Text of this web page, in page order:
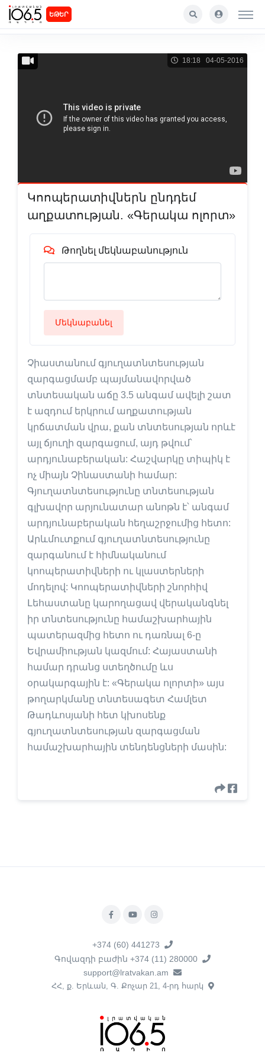
ԵԹԵՐ
18:18 04-05-2016
Կոոպերատիվներն ընդդեմ
աղքատության. «Գերակա ոլորտ»
Թողնել մեկնաբանություն
Մեկնաբանել
Չիաստանում գյուղատնտեսության
զարգացմամբ պայմանավորված
տնտեսական աճը 3.5 անգամ ավելի շատ
է ազդում երկրում աղքատության
կրճատման վրա, քան տնտեսության որևէ
այլ ճյուղի զարգացում, այդ թվում՝
արդյունաբերական: Հաշվարկը տիպիկ է
ոչ միայն Չինաստանի համար:
Գյուղատնտեսությունը տնտեսության
գլխավոր արյունատար անոթն է՝ անգամ
արդյունաբերական հեղաշրջումից հետո:
Արևմուտքում գյուղատնտեսությունը
զարգանում է հիմնականում
կոոպերատիվների ու կլաստերների
մոդելով: Կոոպերատիվների շնորհիվ
Լեհաստանը կարողացավ վերականգնել
իր տնտեսությունը համաշխարհային
պատերազմից հետո ու դառնալ 6-ը
Եվրամիության կազմում: Հայաստանի
համար դրանց ստեղծումը ևս
օրակարգային է: «Գերակա ոլորտի» այս
թողարկմանը տնտեսագետ Համլետ
Թադևոսյանի հետ կխոսենք
գյուղատնտեսության զարգացման
համաշխարհային տենդենցների մասին:
+374 (60) 441273
Գովազդի բաժին +374 (11) 280000
support@lratvakan.am
ՀՀ, ք. Երևան, Գ. Քոչար 21, 4-րդ հարկ